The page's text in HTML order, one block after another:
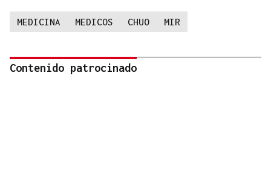
MEDICINA MEDICOS CHUO MIR
Contenido patrocinado